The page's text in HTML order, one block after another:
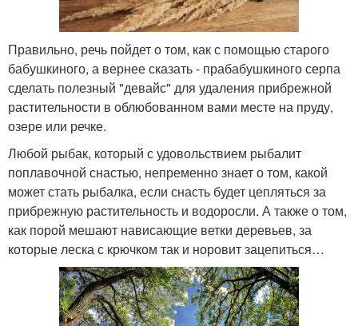
Правильно, речь пойдет о том, как с помощью старого
бабушкиного, а вернее сказать - прабабушкиного серпа
сделать полезный "девайс" для удаления прибрежной
растительности в облюбованном вами месте на пруду,
озере или речке.
Любой рыбак, который с удовольствием рыбалит
поплавочной снастью, непременно знает о том, какой
может стать рыбалка, если снасть будет цепляться за
прибрежную растительность и водоросли. А также о том,
как порой мешают нависающие ветки деревьев, за
которые леска с крючком так и норовит зацепиться…